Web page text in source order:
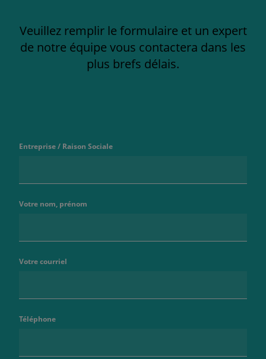
Veuillez remplir le formulaire et un expert
de notre équipe vous contactera dans les
plus brefs délais.
Entreprise / Raison Sociale
Votre nom, prénom
Votre courriel
Téléphone